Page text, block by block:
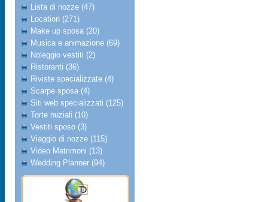
Lista di nozze (47)
Location (271)
Make up sposa (20)
Musica e animazione (69)
Noleggio vestiti (2)
Ristoranti (36)
Riviste specializzate (4)
Scarpe sposa (4)
Siti web specializzati (125)
Torte nuziali (10)
Vestiti sposo (3)
Viaggio di nozze (115)
Video Matrimoni (13)
Wedding Planner (94)